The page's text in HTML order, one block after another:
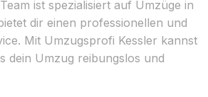
ist spezialisiert auf Umzüge in
dir einen professionellen und
Mit Umzugsprofi Kessler kannst
dein Umzug reibungslos und